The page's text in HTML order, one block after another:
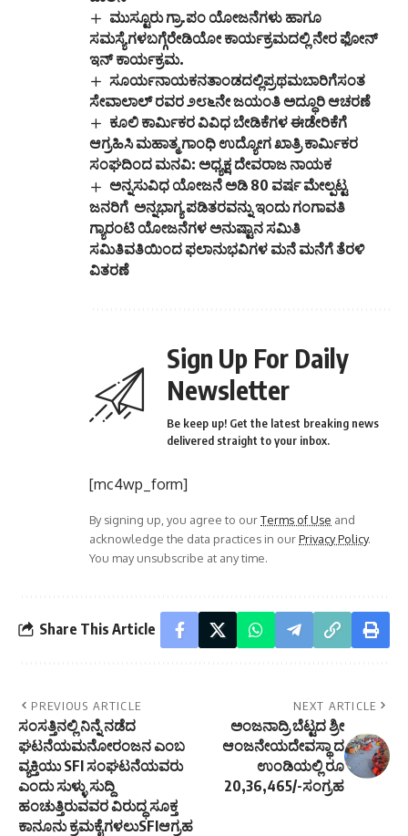
ಮುಸ್ಟೂರು ಗ್ರಾ.ಪಂ ಯೋಜನೆಗಳು ಹಾಗೂ
ಸಮಸ್ಯೆಗಳಬಗ್ಗೆರೇಡಿಯೋ ಕಾರ್ಯಕ್ರಮದಲ್ಲಿ ನೇರ ಫೋನ್
ಇನ್ ಕಾರ್ಯಕ್ರಮ.
ಸೂರ್ಯನಾಯಕನತಾಂಡದಲ್ಲಿಪ್ರಥಮಬಾರಿಗೆಸಂತ
ಸೇವಾಲಾಲ್ ರವರ ೨೮೬ನೇ ಜಯಂತಿ ಅದ್ಧೂರಿ ಆಚರಣೆ
ಕೂಲಿ ಕಾರ್ಮಿಕರ ವಿವಿಧ ಬೇಡಿಕೆಗಳ ಈಡೇರಿಕೆಗೆ
ಆಗ್ರಹಿಸಿ ಮಹಾತ್ಮ ಗಾಂಧಿ ಉದ್ಯೋಗ ಖಾತ್ರಿ ಕಾರ್ಮಿಕರ
ಸಂಘದಿಂದ ಮನವಿ: ಅಧ್ಯಕ್ಷ ದೇವರಾಜ ನಾಯಕ
ಅನ್ನಸುವಿಧ ಯೋಜನೆ ಅಡಿ 80 ವರ್ಷ ಮೇಲ್ಪಟ್ಟ
ಜನರಿಗೆ ಅನ್ನಭಾಗ್ಯ ಪಡಿತರವನ್ನು ಇಂದು ಗಂಗಾವತಿ
ಗ್ಯಾರಂಟಿ ಯೋಜನೆಗಳ ಅನುಷ್ಟಾನ ಸಮಿತಿ
ಸಮಿತಿವತಿಯಿಂದ ಫಲಾನುಭವಿಗಳ ಮನೆ ಮನೆಗೆ ತೆರಳಿ
ವಿತರಣೆ
Sign Up For Daily
Newsletter
Be keep up! Get the latest breaking news
delivered straight to your inbox.
[mc4wp_form]
By signing up, you agree to ourTerms of Use and
acknowledge the data practices in ourPrivacy Policy.
You may unsubscribe at any time.
Share This Article
PREVIOUS ARTICLE
ಸಂಸತ್ತಿನಲ್ಲಿ ನಿನ್ನೆ ನಡೆದ
ಘಟನೆಯಮನೋರಂಜನ ಎಂಬ
ವ್ಯಕ್ತಿಯು SFI ಸಂಘಟನೆಯವರು
ಎಂದು ಸುಳ್ಳು ಸುದ್ದಿ
ಹಂಚುತ್ತಿರುವವರ ವಿರುದ್ಧ ಸೂಕ್ತ
ಕಾನೂನು ಕ್ರಮಕೈಗಳಲುSFIಆಗ್ರಹ
NEXT ARTICLE
ಅಂಜನಾದ್ರಿ ಬೆಟ್ಟದ ಶ್ರೀ
ಆಂಜನೇಯದೇವಸ್ಥಾ ದ
ಉಂಡಿಯಲ್ಲಿ ರೂ
20,36,465/-ಸಂಗ್ರಹ